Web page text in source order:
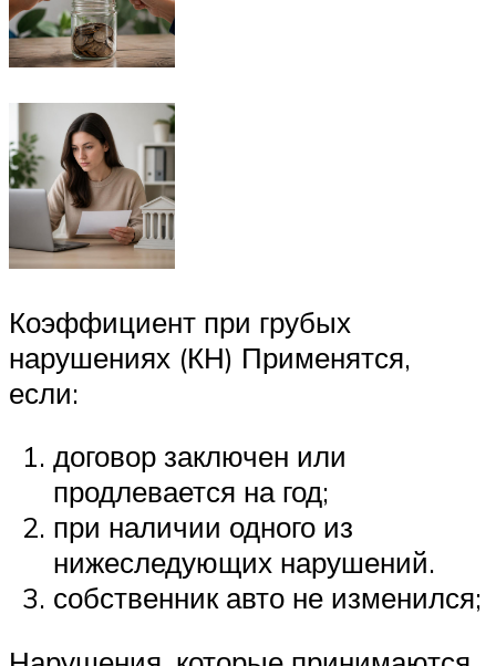
Коэффициент при грубых
нарушениях (КН) Применятся,
если:
договор заключен или
продлевается на год;
при наличии одного из
нижеследующих нарушений.
собственник авто не изменился;